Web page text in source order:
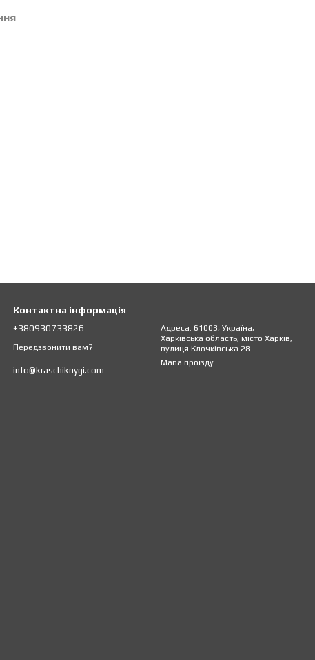
Контактна інформація
+380930733826
Передзвонити вам?
info@kraschiknygi.com
Адреса: 61003, Україна,
Харківська область, місто Харків,
вулиця Клочківська 28.
Мапа проїзду